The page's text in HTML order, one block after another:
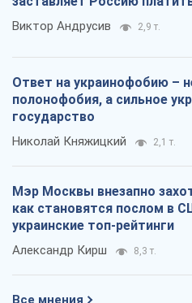
Виктор Андрусив 2,9 т.
Ответ на украинофобию –
полонофобия, а сильное
государство
Николай Княжицкий 2,1 т.
Мэр Москвы внезапно
как становятся послом в
украинские топ-рейтинги
Александр Кирш 8,3 т.
Все мнения